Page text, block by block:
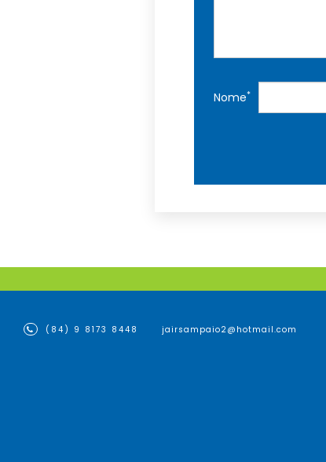
Nome*
(84) 9 8173 8448 jairsampaio2@hotmail.com